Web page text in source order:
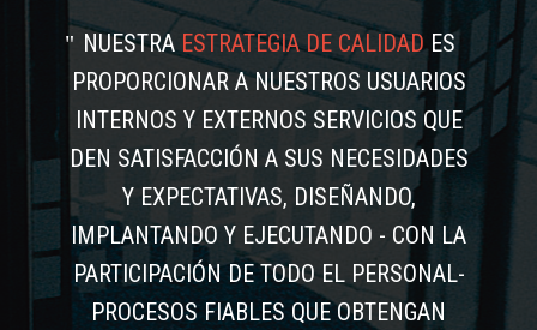
NUESTRAESTRATEGIA DE CALIDADES
PROPORCIONAR A NUESTROS USUARIOS
INTERNOS Y EXTERNOS SERVICIOS QUE
DEN SATISFACCIÓN A SUS NECESIDADES
Y EXPECTATIVAS, DISEÑANDO,
IMPLANTANDO Y EJECUTANDO - CON LA
PARTICIPACIÓN DE TODO EL PERSONAL-
PROCESOS FIABLES QUE OBTENGAN